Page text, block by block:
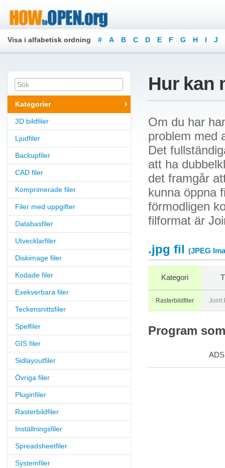
Visa i alfabetisk ordning # A B C D E F G H I J
Kategorier
3D bildfiler
Ljudfiler
Backupfiler
CAD filer
Komprimerade filer
Filer med uppgifter
Databasfiler
Utvecklarfiler
Diskimage filer
Kodade filer
Exekverbara filer
Teckensnittsfiler
Spelfiler
GIS filer
Sidlayoutfiler
Övriga filer
Pluginfiler
Rasterbildfiler
Inställningsfiler
Spreadsheetfiler
Systemfiler
Hur kan
Om du har
problem med
Det
att ha
det framgår
kunna öppna
förmodligen
filformat är
.jpg fil (JPEG
Kategori
Rasterbildfiler Joint
Program
ADS